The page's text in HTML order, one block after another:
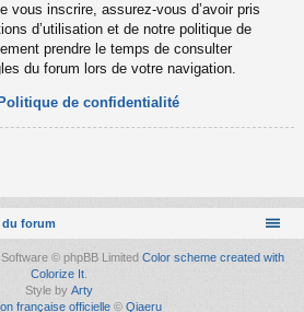
vous inscrire, assurez-vous d’avoir pris
d’utilisation et de notre politique de
prendre le temps de consulter
du forum lors de votre navigation.
Politique de confidentialité
forum
© phpBB Limited Color scheme created with
Colorize It.
Style by Arty
française officielle © Qiaeru